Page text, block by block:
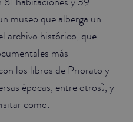
museo que alberga un
archivo histórico, que
más
los libros de Priorato y
épocas, entre otros), y
como: